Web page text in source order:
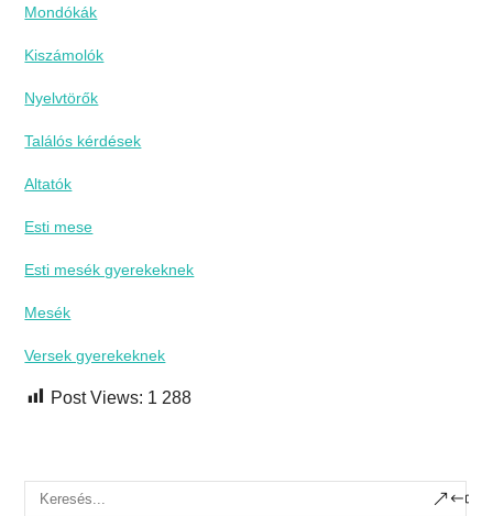
Mondókák
Kiszámolók
Nyelvtörők
Találós kérdések
Altatók
Esti mese
Esti mesék gyerekeknek
Mesék
Versek gyerekeknek
Post Views: 1 288